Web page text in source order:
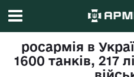
росармія в
1600 танків, 217